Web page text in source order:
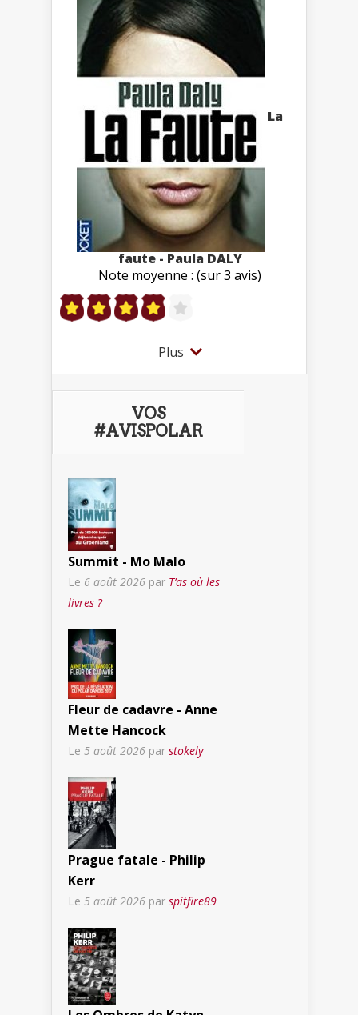
La
faute - Paula DALY
Note moyenne : (sur 3 avis)
Plus
VOS
#AVISPOLAR
Summit - Mo Malo
Le 6 août 2026 par T’as où les
livres ?
Fleur de cadavre - Anne
Mette Hancock
Le 5 août 2026 par stokely
Prague fatale - Philip
Kerr
Le 5 août 2026 par spitfire89